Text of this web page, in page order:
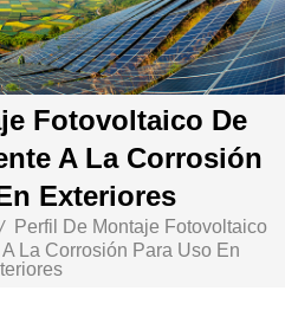
Fotovoltaico De
A La Corrosión
Exteriores
Perfil De Montaje Fotovoltaico
La Corrosión Para Uso En